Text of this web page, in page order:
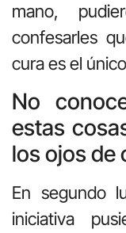
mano,
confesarles
cura es el
No
estas
los ojos de
En segundo
iniciativa